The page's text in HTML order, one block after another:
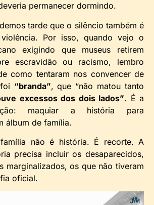
permanecer dormindo.
tarde que o silêncio também é
Por isso, quando vejo o
exigindo que museus retirem
escravidão ou racismo, lembro
como tentaram nos convencer de
“branda”, que “não matou tanto
excessos dos dois lados”. É a
maquiar a história para
álbum de família.
não é história. É recorte. A
precisa incluir os desaparecidos,
marginalizados, os que não tiveram
oficial.